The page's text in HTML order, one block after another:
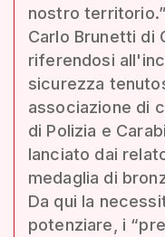
nostro territorio.”
Carlo Brunetti di
riferendosi
sicurezza
associazione di
di Polizia e
lanciato dai
medaglia di
Da qui la
potenziare, i